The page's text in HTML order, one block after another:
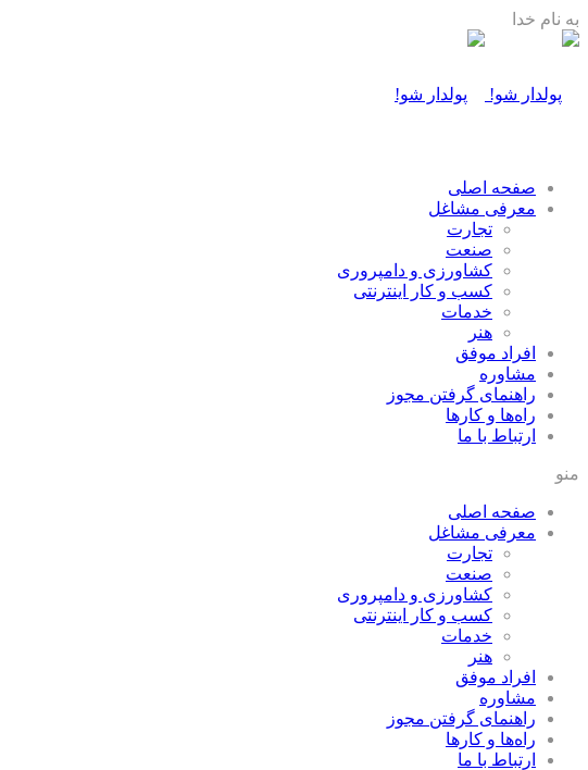
به نام خدا
صفحه اصلی
معرفی مشاغل
تجارت
صنعت
كشاورزی و دامپروری
كسب و كار اينترنتی
خدمات
هنر
افراد موفق
مشاوره
راهنمای گرفتن مجوز
راه‌ها و كارها
ارتباط با ما
منو
صفحه اصلی
معرفی مشاغل
تجارت
صنعت
كشاورزی و دامپروری
كسب و كار اينترنتی
خدمات
هنر
افراد موفق
مشاوره
راهنمای گرفتن مجوز
راه‌ها و كارها
ارتباط با ما